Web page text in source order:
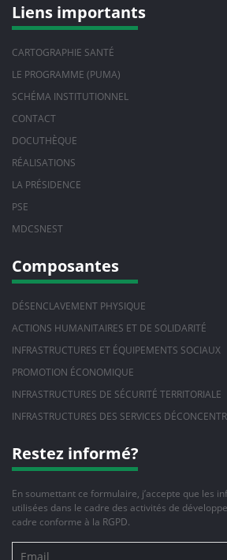
Liens importants
CARTOGRAPHIE SANTÉ
LE PROGRAMME (PUMA)
SCHÉMA INSTITUTIONNEL
CONTACT
DOCUTHÈQUE
RÉALISATIONS
LA PRÉSIDENCE
PSE
MDCSNEST
Composantes
DÉSENCLAVEMENT PHYSIQUE
ACTIONS HUMANITAIRES ET DE SOLIDARITÉ
INFRASTRUCTURES ET ÉQUIPEMENTS SOCIAUX
PROMOTION ÉCONOMIQUE
INFRASTRUCTURES DE SÉCURITÉ TERRITORIALE
INFRASTRUCTURES DES SERVICES
Restez informé?
En soumettant ce formulaire, j’accepte que les
utilisées dans le cadre des activités de
cadre conforme à la RGPD.